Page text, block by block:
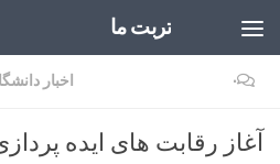
تربت ما
اخبار ۰
آغاز رقابت های ایده